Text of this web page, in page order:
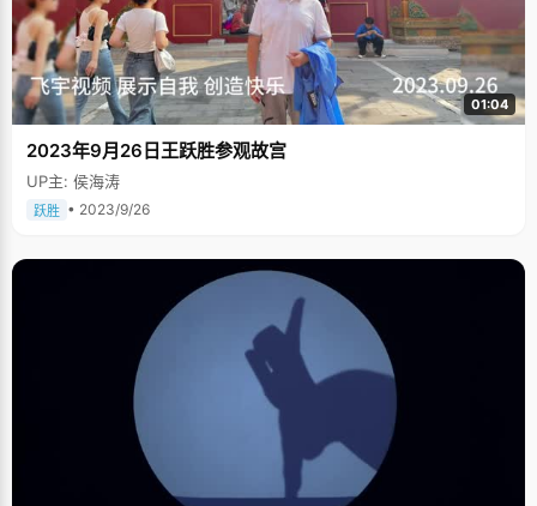
01:04
2023年9月26日王跃胜参观故宫
UP主: 侯海涛
跃胜 • 2023/9/26